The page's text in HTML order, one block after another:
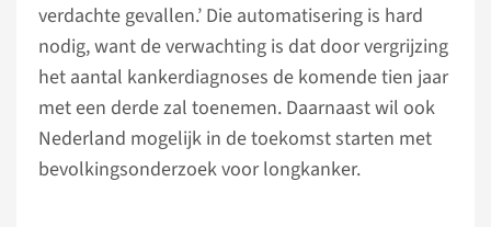
verdachte gevallen.’ Die automatisering is hard
nodig, want de verwachting is dat door vergrijzing
het aantal kankerdiagnoses de komende tien jaar
met een derde zal toenemen. Daarnaast wil ook
Nederland mogelijk in de toekomst starten met
bevolkingsonderzoek voor longkanker.